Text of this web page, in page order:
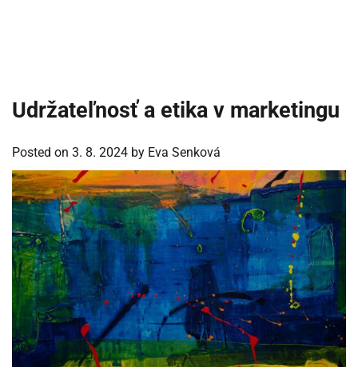
Udržateľnosť a etika v marketingu
Posted on 3. 8. 2024 by Eva Senková